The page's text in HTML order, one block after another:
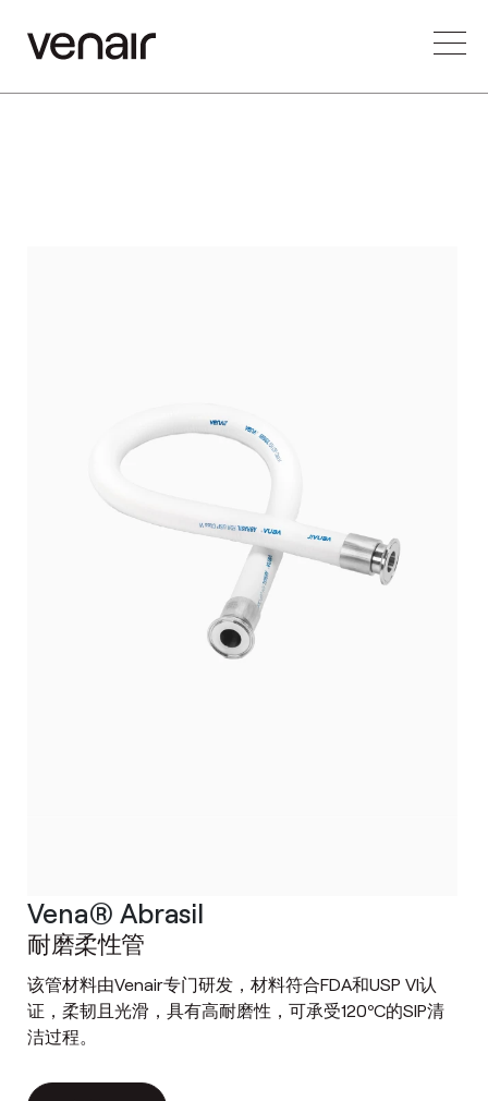
Vena® Abrasil
耐磨柔性管
该管材料由Venair专门研发，材料符合FDA和USP VI认
证，柔韧且光滑，具有高耐磨性，可承受120ºC的SIP清
洁过程。